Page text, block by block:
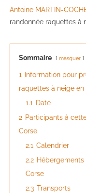
Antoine MARTIN-
randonnée raquettes à
Sommaire masquer
1
Information pour
raquettes à neige en
1.1 Date
2 Participants à
Corse
2.1 Calendrier
2.2
Corse
2.3 Transports